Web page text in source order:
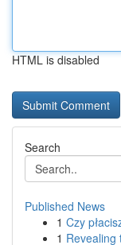
HTML is disabled
Search
Published News
1 Czy
1 Revealing